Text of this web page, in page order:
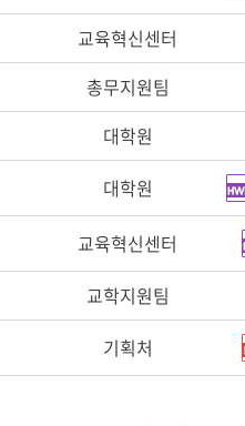
교육혁신센터
총무지원팀
대학원
대학원
교육혁신센터
교학지원팀
기획처